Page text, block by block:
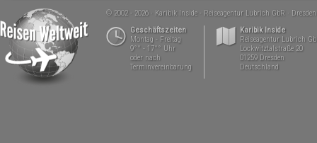
© 2002 - 2026 Karibik Inside - Reiseagentur Lubrich GbR
Dresden
Geschäftszeiten
Montag - Freitag
9°° - 17°° Uhr
oder nach
Terminvereinbarung
Karibik Inside
Reiseagentur Lubrich
Lockwitztalstraße 20
01259 Dresden
Deutschland